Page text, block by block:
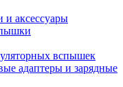
аксессуары
вспышек
адаптеры и зарядные